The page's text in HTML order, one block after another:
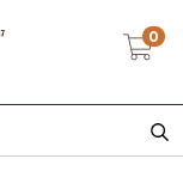
0